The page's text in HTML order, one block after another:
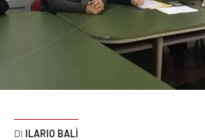
Italia Mondo
ILARIO BALÌ